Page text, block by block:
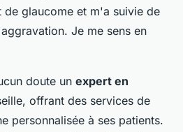
de glaucome et m'a suivie de
Je me sens en
doute un expert en
offrant des services de
personnalisée à ses patients.